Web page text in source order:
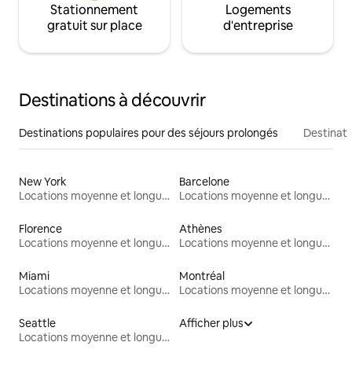
Stationnement
gratuit sur place
Logements
d'entreprise
Destinations à découvrir
Destinations populaires pour des séjours prolongés
New York
Locations moyenne et longue durée
Barcelone
Locations moyenne et longue durée
Florence
Locations moyenne et longue durée
Athènes
Locations moyenne et longue durée
Miami
Locations moyenne et longue durée
Montréal
Locations moyenne et longue durée
Seattle
Locations moyenne et longue durée
Afficher plus